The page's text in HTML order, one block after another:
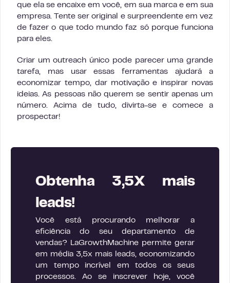
que ela se encaixe em você, em sua marca e em sua
empresa. Tente ser original e surpreendente em vez
de fazer o que todo mundo faz só porque funciona
para eles.
Criar um outreach único pode parecer uma grande
tarefa, mas usar essas ferramentas ajudará a
economizar tempo, dar motivação e inspirar novas
ideias. As pessoas não querem se sentir apenas um
número. Acima de tudo, divirta-se e comece a
prospectar!
Obtenha 3,5X mais
leads!
Você está procurando melhorar a
eficiência do seu departamento de
vendas? LaGrowthMachine permite gerar
em média 3,5x mais leads, economizando
um tempo incrível em todos os seus
processos. Ao se inscrever hoje, você